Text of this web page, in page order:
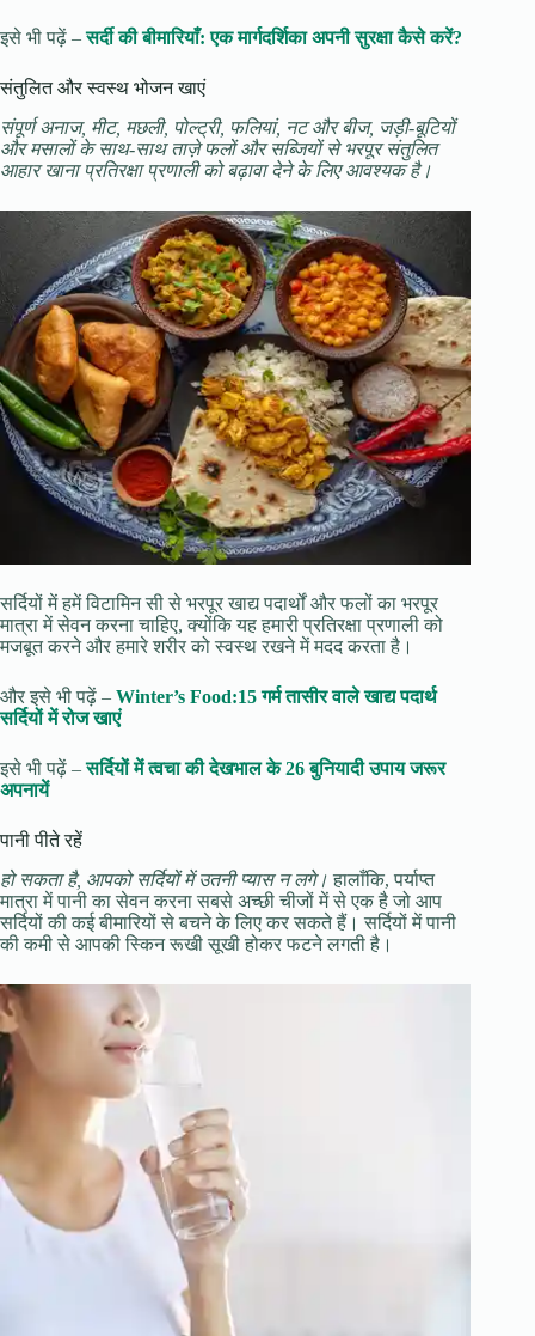
इसे भी पढ़ें –सर्दी की बीमारियाँ: एक मार्गदर्शिका अपनी सुरक्षा कैसे करें?
संतुलित और स्वस्थ भोजन खाएं
संपूर्ण अनाज, मीट, मछली, पोल्ट्री, फलियां, नट और बीज, जड़ी-बूटियों
और मसालों के साथ-साथ ताज़े फलों और सब्जियों से भरपूर संतुलित
आहार खाना प्रतिरक्षा प्रणाली को बढ़ावा देने के लिए आवश्यक है।
सर्दियों में हमें विटामिन सी से भरपूर खाद्य पदार्थों और फलों का भरपूर
मात्रा में सेवन करना चाहिए, क्योंकि यह हमारी प्रतिरक्षा प्रणाली को
मजबूत करने और हमारे शरीर को स्वस्थ रखने में मदद करता है।
और इसे भी पढ़ें – Winter’s Food:15 गर्म तासीर वाले खाद्य पदार्थ
सर्दियों में रोज खाएं
इसे भी पढ़ें –सर्दियों में त्वचा की देखभाल के 26 बुनियादी उपाय जरूर
अपनायें
पानी पीते रहें
हो सकता है, आपको सर्दियों में उतनी प्यास न लगे। हालाँकि, पर्याप्त
मात्रा में पानी का सेवन करना सबसे अच्छी चीजों में से एक है जो आप
सर्दियों की कई बीमारियों से बचने के लिए कर सकते हैं। सर्दियों में पानी
की कमी से आपकी स्किन रूखी सूखी होकर फटने लगती है।